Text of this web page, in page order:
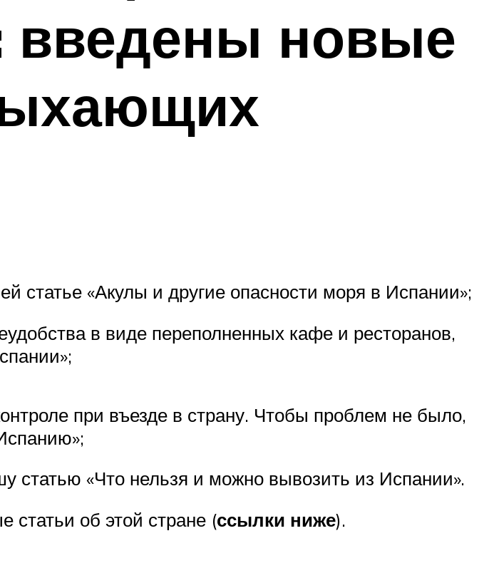
введены новые
статье «Акулы и другие опасности моря в Испании»;
в виде переполненных кафе и ресторанов,
при въезде в страну. Чтобы проблем не было,
статью «Что нельзя и можно вывозить из Испании».
статьи об этой стране (ссылки ниже).